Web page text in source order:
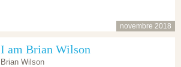
novembre 2018
I am Brian Wilson
Brian Wilson